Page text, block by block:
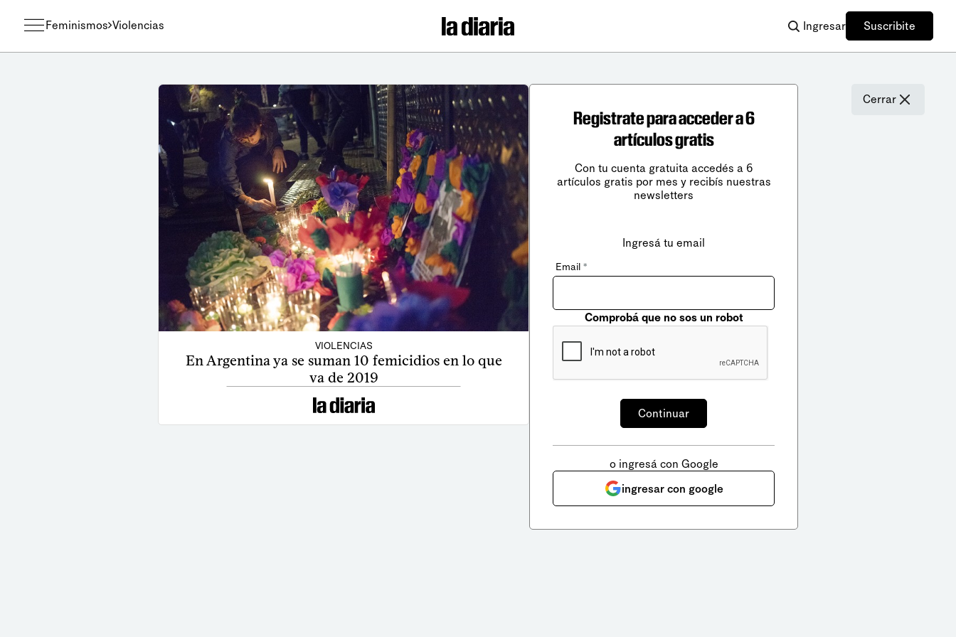
Feminismos Violencias Ingresar Suscribite
VIOLENCIAS
En Argentina ya se suman 10 femicidios en lo que
va de 2019
Cerrar
Registrate para acceder a 6
artículos gratis
Con tu cuenta gratuita accedés a 6
artículos gratis por mes y recibís nuestras
newsletters
Ingresá tu email
Email *
Comprobá que no sos un robot
o ingresá con Google
ingresar con google